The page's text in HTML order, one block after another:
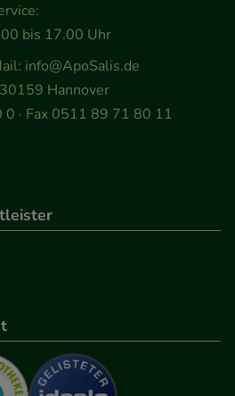
Website aber auch die
möglichst relevant für Sie
Sie, dass Daten hierfür
z.B. Google oder soziale
bis 17.00 Uhr
info@ApoSalis.de
Hannover
· Fax 0511 89 71 80 11